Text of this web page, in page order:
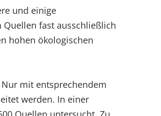
und einige
Quellen fast ausschließlich
hohen ökologischen
mit entsprechendem
werden. In einer